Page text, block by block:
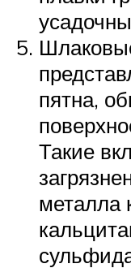
пятна,
Такие
металла